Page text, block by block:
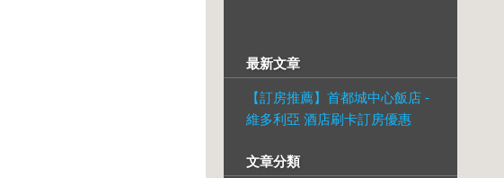
最新文章
【訂房推薦】首都城中心飯店 -
維多利亞 酒店刷卡訂房優惠
文章分類